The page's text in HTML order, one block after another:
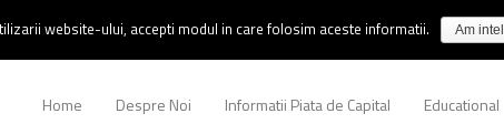
Home Despre Noi Informatii Piata de Capital Educational
website-ului, accepti modul in care folosim aceste informatii. Am